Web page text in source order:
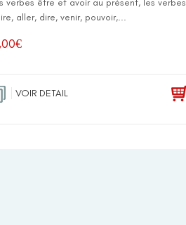
verbes être et avoir au présent, les verbes
aller, dire, venir, pouvoir,...
€
VOIR DETAIL